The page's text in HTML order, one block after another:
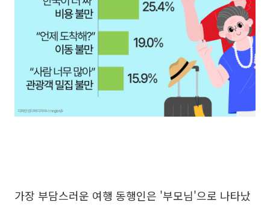
가장 부담스러운 여행 동행인은 '부모님'으로 나타났